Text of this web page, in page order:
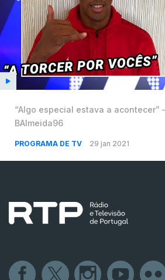
“Algo especial estava a acontecer”
BAlmeida96
PROGRAMA DE TV 29 jan 2021